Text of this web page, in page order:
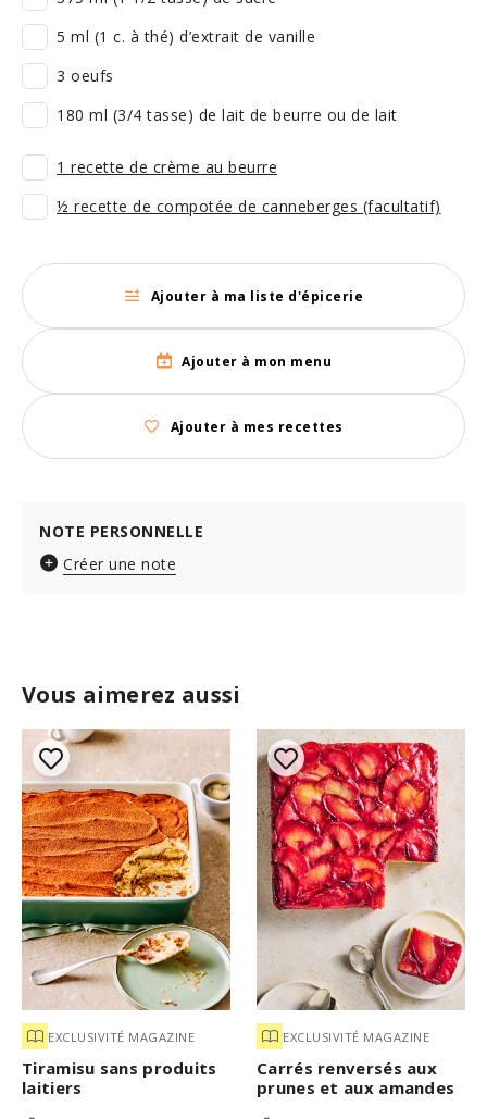
Vous aimerez aussi
EXCLUSIVITÉ MAGAZINE
Tiramisu sans produits
laitiers
EXCLUSIVITÉ MAGAZINE
Carrés renversés aux
prunes et aux amandes
5 ml (1 c. à thé) d’extrait de vanille
3 oeufs
180 ml (3/4 tasse) de lait de beurre ou de lait
1 recette de crème au beurre
½ recette de compotée de canneberges (facultatif)
Ajouter à ma liste d'épicerie
Ajouter à mon menu
Ajouter à mes recettes
NOTE PERSONNELLE
Créer une note